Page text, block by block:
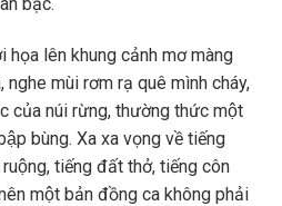
họa lên khung cảnh mơ màng
mùi rơm rạ quê mình cháy,
của núi rừng, thường thức một
bùng. Xa xa vọng về tiếng
tiếng đất thở, tiếng côn
một bản đồng ca không phải